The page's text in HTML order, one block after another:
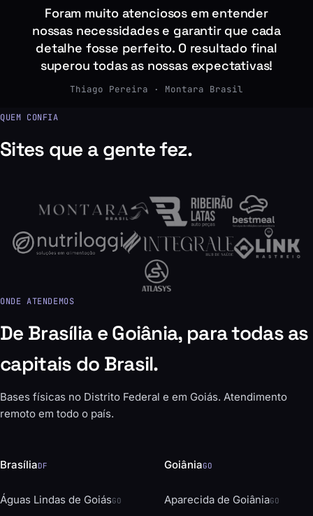
Foram muito atenciosos em entender
nossas necessidades e garantir que cada
detalhe fosse perfeito. O resultado final
superou todas as nossas expectativas!
Thiago Pereira · Montara Brasil
QUEM CONFIA
Sites que a gente fez.
ONDE ATENDEMOS
De Brasília e Goiânia, para todas as
capitais do Brasil.
Bases físicas no Distrito Federal e em Goiás. Atendimento
remoto em todo o país.
BrasíliaDF GoiâniaGO
Águas Lindas de GoiásGO Aparecida de GoiâniaGO